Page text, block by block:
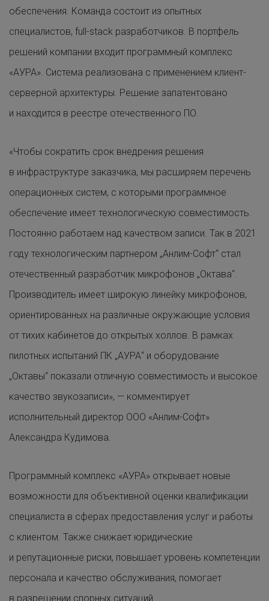
обеспечения. Команда состоит из опытных
специалистов, full-stack разработчиков. В портфель
решений компании входит программный комплекс
«АУРА». Система реализована с применением клиент-
серверной архитектуры. Решение запатентовано
и находится в реестре отечественного ПО.
«Чтобы сократить срок внедрения решения
в инфраструктуре заказчика, мы расширяем перечень
операционных систем, с которыми программное
обеспечение имеет технологическую совместимость.
Постоянно работаем над качеством записи. Так в 2021
году технологическим партнером „Анлим-Софт“ стал
отечественный разработчик микрофонов „Октава“.
Производитель имеет широкую линейку микрофонов,
ориентированных на различные окружающие условия
от тихих кабинетов до открытых холлов. В рамках
пилотных испытаний ПК „АУРА“ и оборудование
„Октавы“ показали отличную совместимость и высокое
качество звукозаписи», — комментирует
исполнительный директор ООО «Анлим-Софт»
Александра Кудимова.
Программный комплекс «АУРА» открывает новые
возможности для объективной оценки квалификации
специалиста в сферах предоставления услуг и работы
с клиентом. Также снижает юридические
и репутационные риски, повышает уровень компетенции
персонала и качество обслуживания, помогает
в разрешении спорных ситуаций.